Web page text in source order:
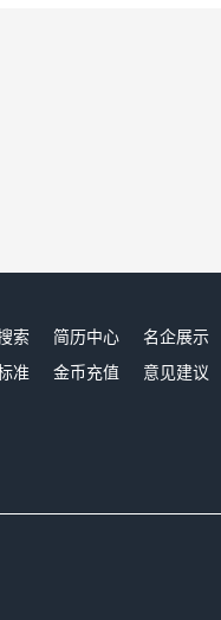
索 简历中心 名企展示
准
金币充值 意见建议